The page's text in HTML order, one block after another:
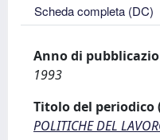
Scheda completa (DC)
Anno di
1993
Titolo del periodico
POLITICHE DEL